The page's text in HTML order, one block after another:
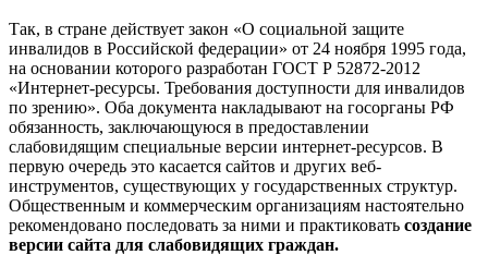
Так, в стране действует закон «О социальной защите
инвалидов в Российской федерации» от 24 ноября 1995 года,
на основании которого разработан ГОСТ Р 52872-2012
«Интернет-ресурсы. Требования доступности для инвалидов
по зрению». Оба документа накладывают на госорганы РФ
обязанность, заключающуюся в предоставлении
слабовидящим специальные версии интернет-ресурсов. В
первую очередь это касается сайтов и других веб-
инструментов, существующих у государственных структур.
Общественным и коммерческим организациям настоятельно
рекомендовано последовать за ними и практиковать создание
версии сайта для слабовидящих граждан.